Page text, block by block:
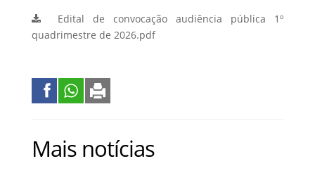
Edital de convocação audiência pública 1º
quadrimestre de 2026.pdf
Mais notícias